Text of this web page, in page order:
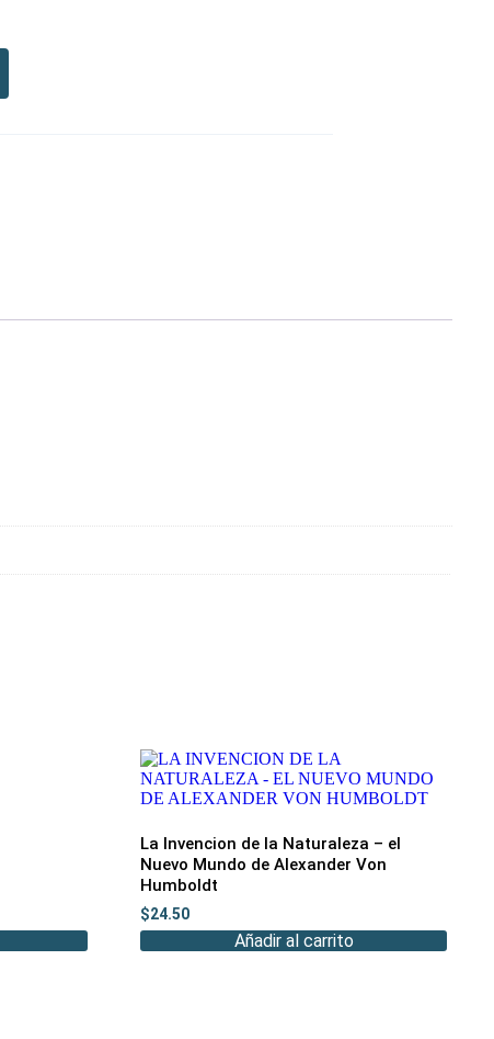
La Invencion de la Naturaleza – el
Nuevo Mundo de Alexander Von
Humboldt
$24.50
Añadir al carrito